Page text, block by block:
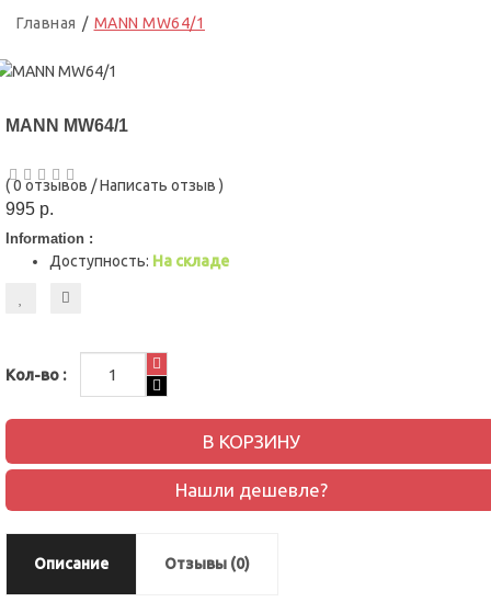
Главная MANN MW64/1
MANN MW64/1
(0 отзывов /Написать отзыв )
995 р.
Information :
Доступность: На складе
Кол-во :
В КОРЗИНУ
Нашли дешевле?
Описание Отзывы (0)